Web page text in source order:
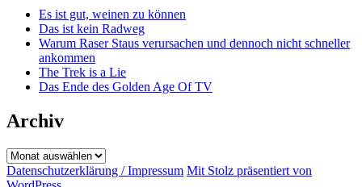
Es ist gut, weinen zu können
Das ist kein Radweg
Warum Raser Staus verursachen und dennoch nicht schneller
ankommen
The Trek is a Lie
Das Ende des Golden Age Of TV
Archiv
Archiv
Datenschutzerklärung / Impressum Mit Stolz präsentiert von